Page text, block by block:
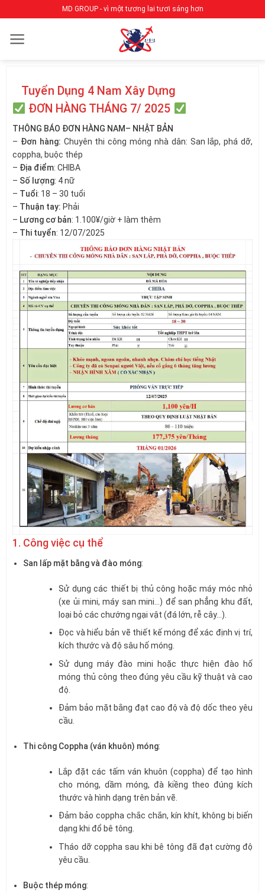
qua
nội
MD GROUP - vì một tương lai tươi sáng hơn
Tuyển Dụng 4 Nam Xây Dựng
ĐƠN HÀNG THÁNG 7/ 2025
THÔNG BÁO ĐƠN HÀNG NAM– NHẬT BẢN
– Đơn hàng: Chuyên thi công móng nhà dân: San lắp, phá dỡ,
coppha, buộc thép
– Địa điểm: CHIBA
– Số lượng: 4 nữ
– Tuổi: 18 – 30 tuổi
– Thuận tay: Phải
– Lương cơ bản: 1.100¥/giờ + làm thêm
– Thi tuyển: 12/07/2025
1. Công việc cụ thể
San lấp mặt bằng và đào móng:
Sử dụng các thiết bị thủ công hoặc máy móc nhỏ
(xe ủi mini, máy san mini…) để san phẳng khu đất,
loại bỏ các chướng ngại vật (đá lớn, rễ cây…).
Đọc và hiểu bản vẽ thiết kế móng để xác định vị trí,
kích thước và độ sâu hố móng.
Sử dụng máy đào mini hoặc thực hiện đào hố
móng thủ công theo đúng yêu cầu kỹ thuật và cao
độ.
Đảm bảo mặt bằng đạt cao độ và độ dốc theo yêu
cầu.
Thi công Coppha (ván khuôn) móng:
Lắp đặt các tấm ván khuôn (coppha) để tạo hình
cho móng, dầm móng, đà kiềng theo đúng kích
thước và hình dạng trên bản vẽ.
Đảm bảo coppha chắc chắn, kín khít, không bị biến
dạng khi đổ bê tông.
Tháo dỡ coppha sau khi bê tông đã đạt cường độ
yêu cầu.
Buộc thép móng: